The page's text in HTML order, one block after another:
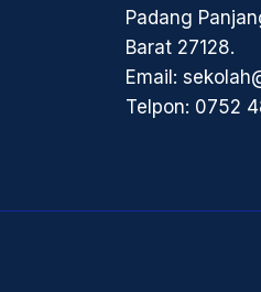
Padang
Barat 27128.
Email:
Telpon: 0752